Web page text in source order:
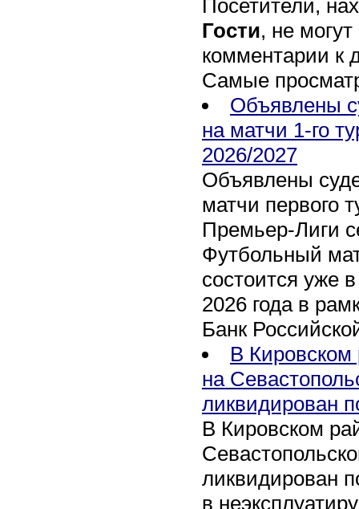
Посетители,
Гости, не
комментарии к
Самые
Объявлены
на матчи 1-го
2026/2027
Объявлены
матчи первого
Премьер-Лиги
Футбольный
состоится уже
2026 года в
Банк
В Кировском
на
ликвидирован
В Кировском
ликвидирован
в